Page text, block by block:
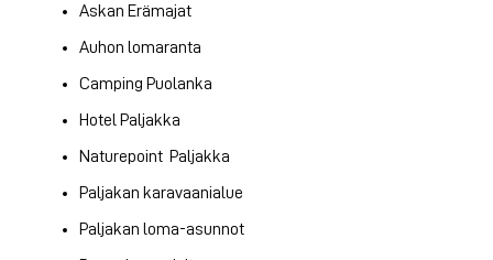
Askan Erämajat
Auhon lomaranta
Camping Puolanka
Hotel Paljakka
Naturepoint Paljakka
Paljakan karavaanialue
Paljakan loma-asunnot